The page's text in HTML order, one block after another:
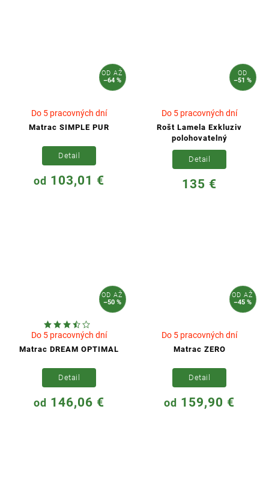
ODAŽ
–64 %
Matrac SIMPLE PUR
Do 5 pracovných dní
od 103,01 €
Detail
OD
–51 %
Rošt Lamela Exkluziv
polohovatelný
Do 5 pracovných dní
135 €
Detail
ODAŽ
–50 %
Matrac DREAM OPTIMAL
Do 5 pracovných dní
od 146,06 €
Detail
ODAŽ
–45 %
Matrac ZERO
Do 5 pracovných dní
od 159,90 €
Detail